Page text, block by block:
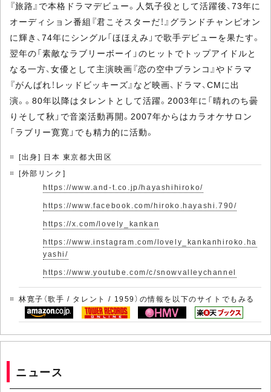
『旅路』で本格ドラマデビュー。人気子役として活躍後、73年に
オーディション番組『君こそスターだ！』グランドチャンピオン
に輝き、74年にシングル「ほほえみ」で歌手デビューを果たす。
翌年の「素敵なラブリーボーイ」のヒットでトップアイドルと
なる一方、女優として主演映画『恋の空中ブランコ』やドラマ
『がんばれ！レッドビッキーズ』など映画、ドラマ、CMに出
演。。80年以降はタレントとして活躍。2003年に「晴れのち曇
りそして秋」で音楽活動再開。2007年からはカラオケサロン
「ラブリー寛寛」でも精力的に活動。
[出身] 日本 東京都大田区
[外部リンク]
https://www.and-t.co.jp/hayashihiroko/
https://www.facebook.com/hiroko.hayashi.790/
https://x.com/lovely_kankan
https://www.instagram.com/lovely_kankanhiroko.ha
yashi/
https://www.youtube.com/c/snowvalleychannel
林寛子（歌手 / タレント / 1959）の情報を以下のサイトでもみる
ニュース